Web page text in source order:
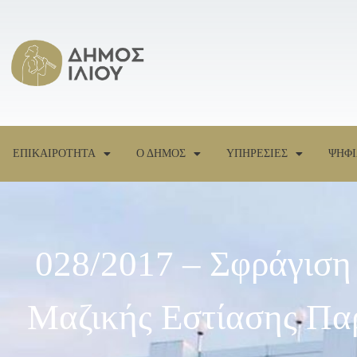
ΕΠΙΚΑΙΡΟΤΗΤΑ Ο ΔΗΜΟΣ ΥΠΗΡΕΣΙΕΣ
028/2017 –
Μαζικής Εστίασης